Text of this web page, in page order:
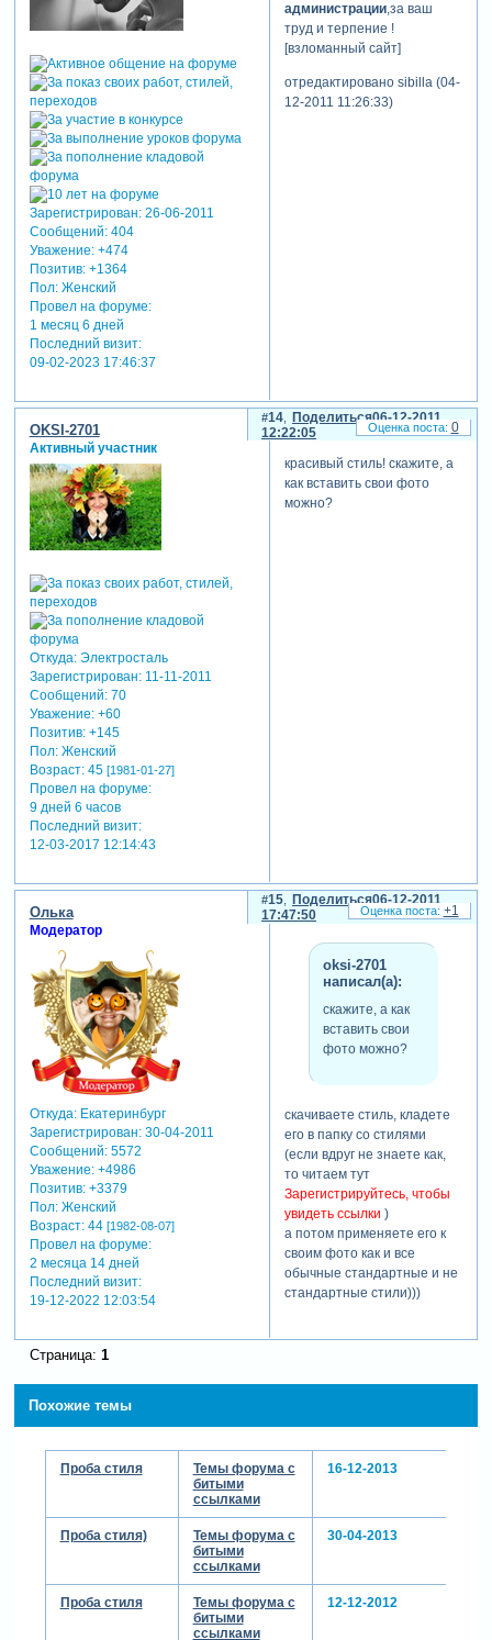
Зарегистрирован: 26-06-2011
Сообщений:404
Уважение: +474
Позитив: +1364
Пол:Женский
Провел на форуме:
1 месяц 6 дней
Последний визит:
09-02-2023 17:46:37
администрации,за ваш
труд и терпение !
[взломанный сайт]
отредактировано sibilla (04-
12-2011 11:26:33)
Поделиться
14
06-12-2011
12:22:05
OKSI-2701
Активный участник
Откуда:Электросталь
Зарегистрирован: 11-11-2011
Сообщений:70
Уважение: +60
Позитив: +145
Пол:Женский
Возраст:45 [1981-01-27]
Провел на форуме:
9 дней 6 часов
Последний визит:
12-03-2017 12:14:43
красивый стиль! скажите, а
как вставить свои фото
можно?
0
Поделиться
15
06-12-2011
17:47:50
Олька
Модератор
Откуда:Екатеринбург
Зарегистрирован: 30-04-2011
Сообщений:5572
Уважение: +4986
Позитив: +3379
Пол:Женский
Возраст:44 [1982-08-07]
Провел на форуме:
2 месяца 14 дней
Последний визит:
19-12-2022 12:03:54
oksi-2701
написал(а):
скажите, а как
вставить свои
фото можно?
скачиваете стиль, кладете
его в папку со стилями
(если вдруг не знаете как,
то читаем тут
Зарегистрируйтесь, чтобы
увидеть ссылки )
а потом применяете его к
своим фото как и все
обычные стандартные и не
стандартные стили)))
+1
Страница: 1
Похожие темы
Проба стиля
Темы форума с
битыми
ссылками
16-12-2013
Проба стиля)
Темы форума с
битыми
ссылками
30-04-2013
Проба стиля
Темы форума с
битыми
ссылками
12-12-2012